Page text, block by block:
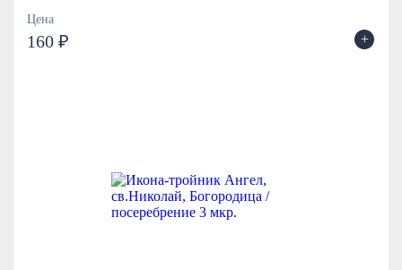
Цена
160 ₽ +